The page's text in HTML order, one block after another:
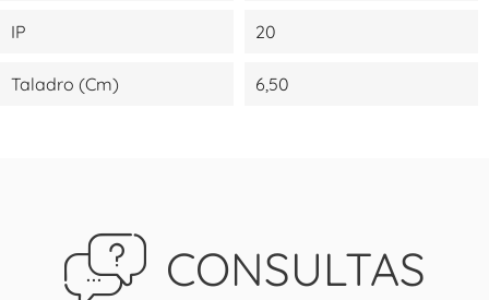
IP 20
Taladro (cm) 6,50
CONSULTAS